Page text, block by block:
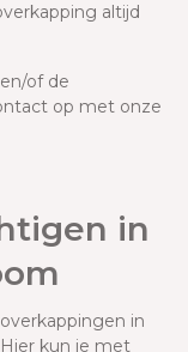
altijd
of de
op met onze
in
in
kun je met